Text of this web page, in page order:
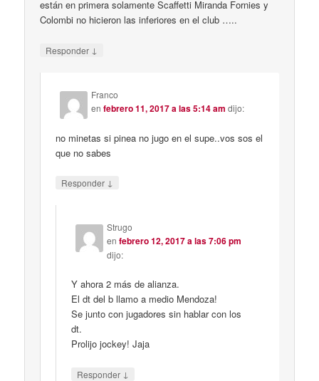
están en primera solamente Scaffetti Miranda Fornies y
Colombi no hicieron las inferiores en el club …..
Responder ↓
Franco
enfebrero 11, 2017 a las 5:14 am dijo:
no minetas si pinea no jugo en el supe..vos sos el
que no sabes
Responder ↓
Strugo
enfebrero 12, 2017 a las 7:06 pm
dijo:
Y ahora 2 más de alianza.
El dt del b llamo a medio Mendoza!
Se junto con jugadores sin hablar con los
dt.
Prolijo jockey! Jaja
Responder ↓